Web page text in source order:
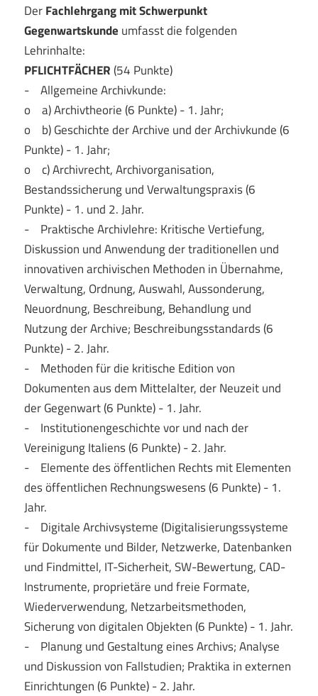
DerFachlehrgang mit Schwerpunkt
Gegenwartskunde umfasst die folgenden
Lehrinhalte:
PFLICHTFÄCHER(54 Punkte)
- Allgemeine Archivkunde:
o a) Archivtheorie (6 Punkte) - 1. Jahr;
o b) Geschichte der Archive und der Archivkunde (6
Punkte) - 1. Jahr;
o c) Archivrecht, Archivorganisation,
Bestandssicherung und Verwaltungspraxis (6
Punkte) - 1. und 2. Jahr.
- Praktische Archivlehre: Kritische Vertiefung,
Diskussion und Anwendung der traditionellen und
innovativen archivischen Methoden in Übernahme,
Verwaltung, Ordnung, Auswahl, Aussonderung,
Neuordnung, Beschreibung, Behandlung und
Nutzung der Archive; Beschreibungsstandards (6
Punkte) - 2. Jahr.
- Methoden für die kritische Edition von
Dokumenten aus dem Mittelalter, der Neuzeit und
der Gegenwart (6 Punkte) - 1. Jahr.
- Institutionengeschichte vor und nach der
Vereinigung Italiens (6 Punkte) - 2. Jahr.
- Elemente des öffentlichen Rechts mit Elementen
des öffentlichen Rechnungswesens (6 Punkte) - 1.
Jahr.
- Digitale Archivsysteme (Digitalisierungssysteme
für Dokumente und Bilder, Netzwerke, Datenbanken
und Findmittel, IT-Sicherheit, SW-Bewertung, CAD-
Instrumente, proprietäre und freie Formate,
Wiederverwendung, Netzarbeitsmethoden,
Sicherung von digitalen Objekten (6 Punkte) - 1. Jahr.
- Planung und Gestaltung eines Archivs; Analyse
und Diskussion von Fallstudien; Praktika in externen
Einrichtungen (6 Punkte) - 2. Jahr.